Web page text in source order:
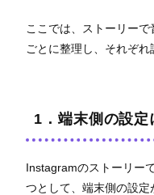
ここでは、ストーリー
ごとに整理し、それぞれ
1．端末側の設定
Instagramのストーリー
つとして、端末側の設定